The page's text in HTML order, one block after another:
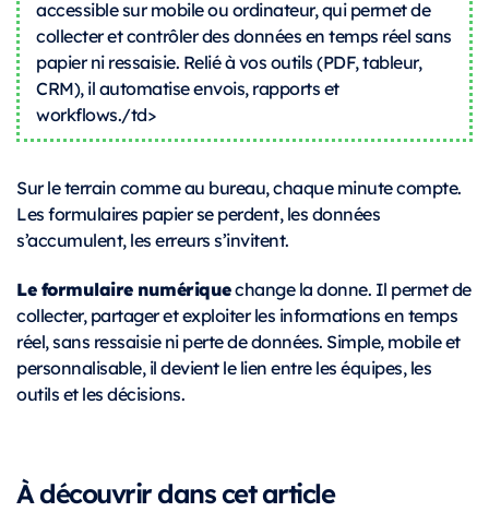
accessible sur mobile ou ordinateur, qui permet de
collecter et contrôler des données en temps réel sans
papier ni ressaisie. Relié à vos outils (PDF, tableur,
CRM), il automatise envois, rapports et
workflows./td>
Sur le terrain comme au bureau, chaque minute compte.
Les formulaires papier se perdent, les données
s’accumulent, les erreurs s’invitent.
Le formulaire numériquechange la donne. Il permet de
collecter, partager et exploiter les informations en temps
réel, sans ressaisie ni perte de données. Simple, mobile et
personnalisable, il devient le lien entre les équipes, les
outils et les décisions.
À découvrir dans cet article